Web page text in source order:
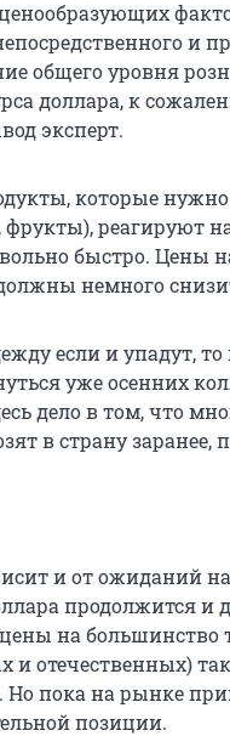
и
общего уровня
доллара, к
эксперт.
которые
реагируют
быстро. Цены
немного
если и упадут, то
уже осенних
дело в том, что
в страну заранее,
и от ожиданий
продолжится и
на большинство
и отечественных)
Но пока на рынке
позиции.